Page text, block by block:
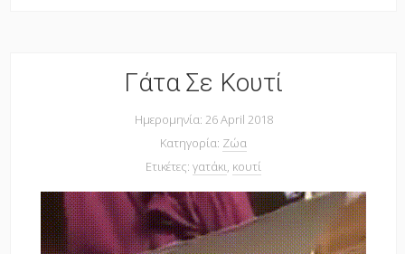
Γάτα Σε Κουτί
Ημερομηνία: 26 April 2018
Κατηγορία: Ζώα
Ετικέτες: γατάκι, κουτί